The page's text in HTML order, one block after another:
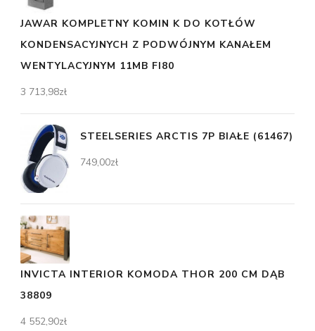
JAWAR KOMPLETNY KOMIN K DO KOTŁÓW
KONDENSACYJNYCH Z PODWÓJNYM KANAŁEM
WENTYLACYJNYM 11MB FI80
3 713,98zł
STEELSERIES ARCTIS 7P BIAŁE (61467)
749,00zł
INVICTA INTERIOR KOMODA THOR 200 CM DĄB
38809
4 552,90zł